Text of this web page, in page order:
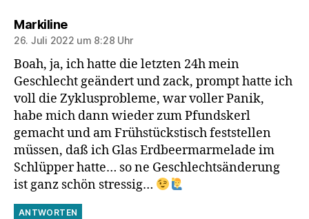
Markilinesagt:
26. Juli 2022 um 8:28 Uhr
Boah, ja, ich hatte die letzten 24h mein
Geschlecht geändert und zack, prompt hatte ich
voll die Zyklusprobleme, war voller Panik,
habe mich dann wieder zum Pfundskerl
gemacht und am Frühstückstisch feststellen
müssen, daß ich Glas Erdbeermarmelade im
Schlüpper hatte… so ne Geschlechtsänderung
ist ganz schön stressig…
ANTWORTEN